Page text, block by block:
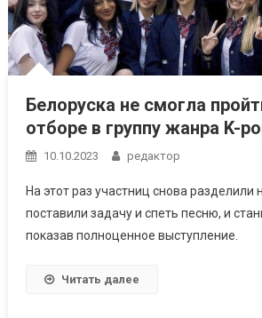
Белоруска не смогла
отборе в группу жанра K-
10.10.2023 редактор
На этот раз участниц снова разделили
поставили задачу и спеть песню, и
показав полноценное выступление.
Читать далее